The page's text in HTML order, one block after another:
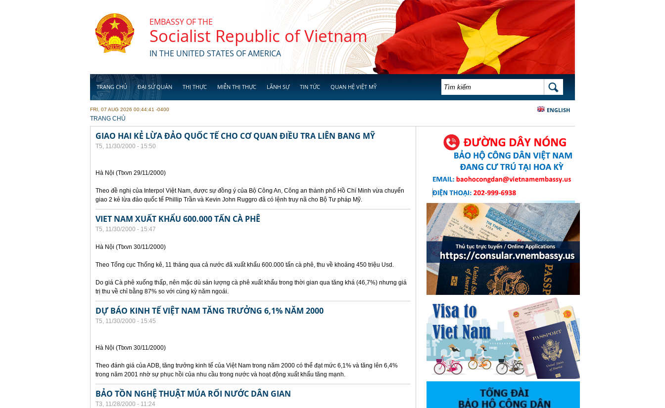
EMBASSY OF THE
Socialist Republic of Vietnam
IN THE UNITED STATES OF AMERICA
TRANG CHỦ ĐẠI SỨ QUÁN THỊ THỰC MIỄN THỊ THỰC LÃNH SỰ TIN TỨC QUAN HỆ VIỆT MỸ BIỂU MẪU TÌM KIẾM TÌM KIẾM
ENGLISH
FRI, 07 AUG 2026 00:44:41 -0400
YOU ARE HERE
TRANG CHỦ
GIAO HAI KẺ LỪA ĐẢO QUỐC TẾ CHO CƠ QUAN ĐIỀU TRA LIÊN BANG MỸ
T5, 11/30/2000 - 15:50
Hà Nội (Ttxvn 29/11/2000)
Theo đề nghị của Interpol Việt Nam, được sự đồng ý của Bộ Công An, Công an thành phố Hồ Chí Minh vừa chuyển
giao 2 kẻ lừa đảo quốc tế Phillip Trần và Kevin John Ruggro đã có lệnh truy nã cho Bộ Tư pháp Mỹ.
VIET NAM XUẤT KHẨU 600.000 TẤN CÀ PHÊ
T5, 11/30/2000 - 15:47
Hà Nội (Ttxvn 30/11/2000)
Theo Tổng cục Thống kê, 11 tháng qua cả nước đã xuất khẩu 600.000 tấn cà phê, thu về khoảng 450 triệu Usd.
Do giá Cà phê xuống thấp, nên mặc dù sản lượng cà phê xuất khẩu trong thời gian qua tăng khá (46,7%) nhưng giá
trị thu về chỉ bằng 87% so với cùng kỳ năm ngoái.
DỰ BÁO KINH TẾ VIỆT NAM TĂNG TRƯỞNG 6,1% NĂM 2000
T5, 11/30/2000 - 15:45
Hà Nội (Ttxvn 30/11/2000)
Theo đánh giá của ADB, tăng trưởng kinh tế của Việt Nam trong năm 2000 có thể đạt mức 6,1% và tăng lên 6,4%
trong năm 2001 nhờ sự phục hồi của nhu cầu trong nước và hoạt động xuất khẩu tăng mạnh.
BẢO TỒN NGHỆ THUẬT MÚA RỐI NƯỚC DÂN GIAN
T3, 11/28/2000 - 11:24